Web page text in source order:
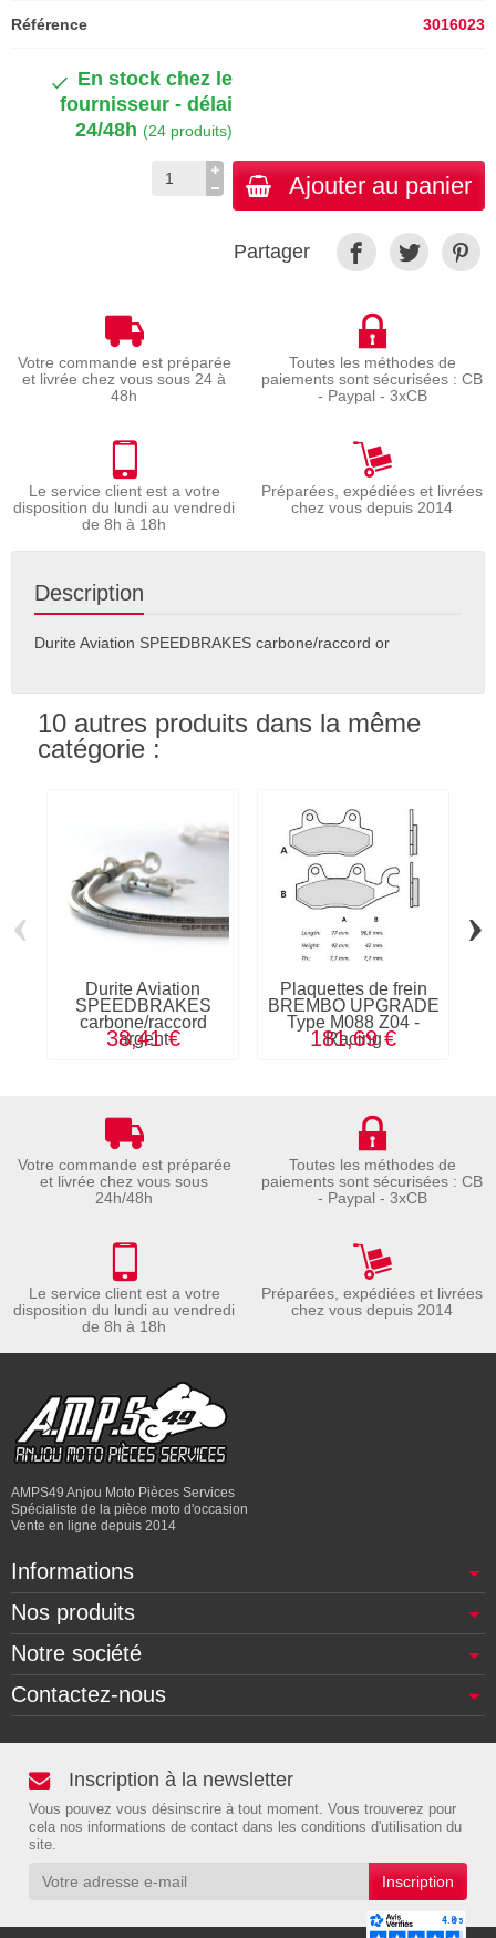
Référence 3016023
En stock chez le
fournisseur - délai
24/48h (24 produits)
Ajouter au panier
Partager
Votre commande est préparée
et livrée chez vous sous 24 à
48h
Toutes les méthodes de
paiements sont sécurisées : CB
- Paypal - 3xCB
Le service client est a votre
disposition du lundi au vendredi
de 8h à 18h
Préparées, expédiées et livrées
chez vous depuis 2014
Description
Durite Aviation SPEEDBRAKES carbone/raccord or
10 autres produits dans la même
catégorie :
Durite Aviation
SPEEDBRAKES
carbone/raccord
argent
38,41 €
Plaquettes de frein
BREMBO UPGRADE
Type M088 Z04 -
Racing
181,69 €
‹ ›
Votre commande est préparée
et livrée chez vous sous
24h/48h
Toutes les méthodes de
paiements sont sécurisées : CB
- Paypal - 3xCB
Le service client est a votre
disposition du lundi au vendredi
de 8h à 18h
Préparées, expédiées et livrées
chez vous depuis 2014
AMPS49 Anjou Moto Pièces Services
Spécialiste de la pièce moto d'occasion
Vente en ligne depuis 2014
Informations
Nos produits
Notre société
Contactez-nous
Inscription à la newsletter
Vous pouvez vous désinscrire à tout moment. Vous trouverez pour
cela nos informations de contact dans les conditions d'utilisation du
site.